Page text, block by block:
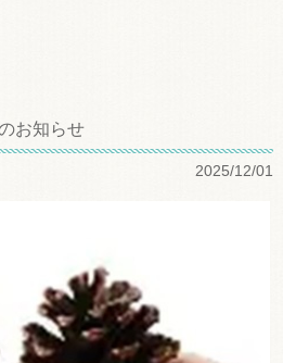
お知らせ
2025/12/01